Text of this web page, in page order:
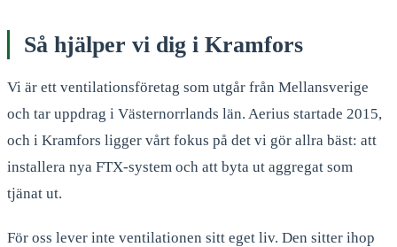
Så hjälper vi dig i Kramfors
Vi är ett ventilationsföretag som utgår från Mellansverige
och tar uppdrag i Västernorrlands län. Aerius startade 2015,
och i Kramfors ligger vårt fokus på det vi gör allra bäst: att
installera nya FTX-system och att byta ut aggregat som
tjänat ut.
För oss lever inte ventilationen sitt eget liv. Den sitter ihop